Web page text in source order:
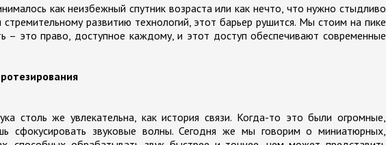
как неизбежный спутник возраста или как нечто, что нужно стыдливо
стремительному развитию технологий, этот барьер рушится. Мы стоим на пике
– это право, доступное каждому, и этот доступ обеспечивают современные
столь же увлекательна, как история связи. Когда-то это были огромные,
сфокусировать звуковые волны. Сегодня же мы говорим о миниатюрных,